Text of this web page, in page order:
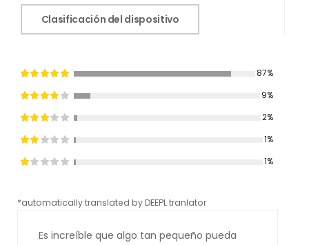
Clasificación del dispositivo
87%
9%
2%
1%
1%
*automatically translated by DEEPL tranlator
Es increíble que algo tan pequeño pueda